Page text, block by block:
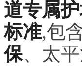
道专属
标准,包
保、太